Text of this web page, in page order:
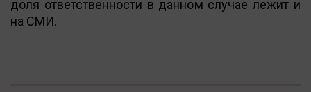
доля ответственности в данном случае лежит и
на СМИ.